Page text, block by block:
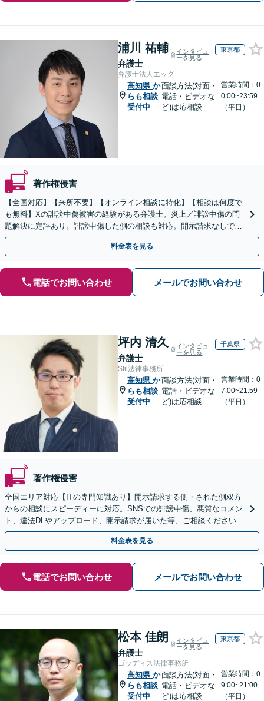
浦川 祐輔
弁護士
インタビュ
ーを見る
東京都
弁護士法人エッグ
高知県 か
らも相談
受付中
面談方法(対面・
電話・ビデオな
ど)は応相談
営業時間：0
0:00~23:59
（平日）
著作権侵害
【全国対応】【来所不要】【オンライン相談に特化】【相談は何度で
も無料】Xの誹謗中傷被害の経験がある弁護士。炎上／誹謗中傷の問
題解決に定評あり。誹謗中傷した側の相談も対応。開示請求なしで本
人の特定ができる場合もあり。
料金表を見る
電話でお問い合わせ メールでお問い合わせ
坪内 清久
弁護士
インタビュ
ーを見る
千葉県
Sfil法律事務所
高知県 か
らも相談
受付中
面談方法(対面・
電話・ビデオな
ど)は応相談
営業時間：0
7:00~21:59
（平日）
著作権侵害
全国エリア対応【ITの専門知識あり】開示請求する側・された側双方
からの相談にスピーディーに対応。SNSでの誹謗中傷、悪質なコメン
ト、違法DLやアップロード、開示請求が届いた等、ご相談ください
【WEB面談OK&解決実績豊富】【千葉中央駅4分】
料金表を見る
電話でお問い合わせ メールでお問い合わせ
松本 佳朗
弁護士
インタビュ
ーを見る
東京都
ゴッディス法律事務所
高知県 か
らも相談
受付中
面談方法(対面・
電話・ビデオな
ど)は応相談
営業時間：0
9:00~21:00
（平日）